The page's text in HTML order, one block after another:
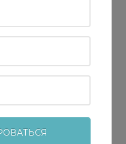
праймер, 60 мл
2 820 грн.